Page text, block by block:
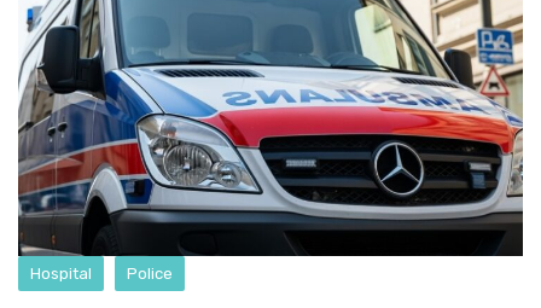
Hospital Police